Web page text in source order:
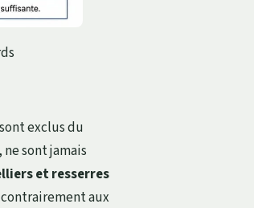
exclus du
sont jamais
et resserres
aux